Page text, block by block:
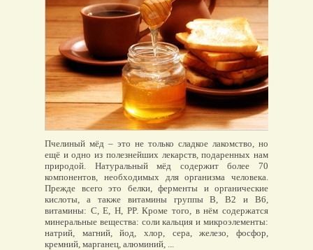
Пчелиный мёд – это не только сладкое лакомство, но
ещё и одно из полезнейших лекарств, подаренных нам
природой. Натуральный мёд содержит более 70
компонентов, необходимых для организма человека.
Прежде всего это белки, ферменты и органические
кислоты, а также витамины группы B, B2 и B6,
витамины: C, E, H, PP. Кроме того, в нём содержатся
минеральные вещества: соли кальция и микроэлементы:
натрий, магний, йод, хлор, сера, железо, фосфор,
кремний, марганец, алюминий, ...